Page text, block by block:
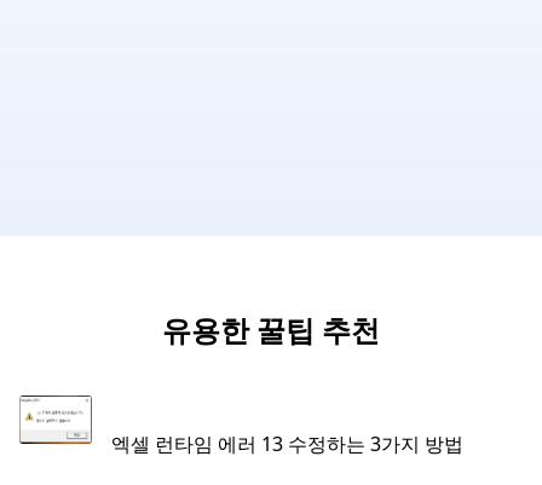
유용한 꿀팁 추천
엑셀 런타임 에러 13 수정하는 3가지 방법